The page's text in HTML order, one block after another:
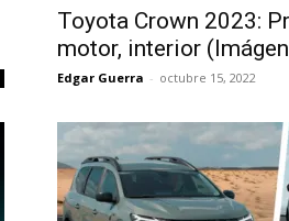
Toyota Crown 2023:
motor, interior
Edgar Guerra - octubre 15, 2022